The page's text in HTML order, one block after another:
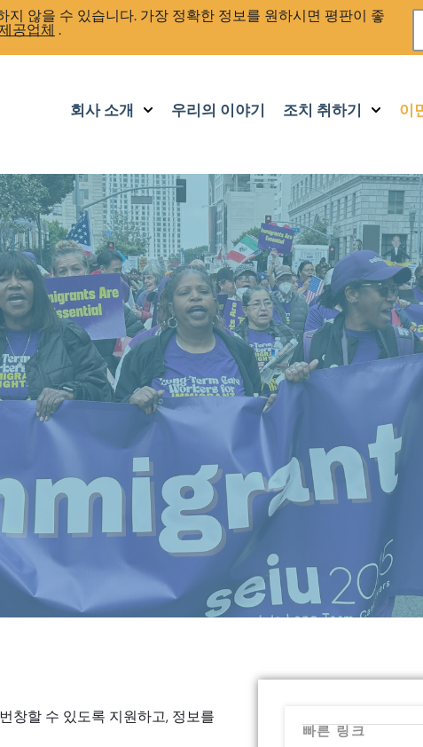
않을 수 있습니다. 가장 정확한 정보를 원하시면 평판이 좋
공업체 .
회사 소개 우리의 이야기 조치 취하기 이
창할 수 있도록 지원하고, 정보를
빠른 링크